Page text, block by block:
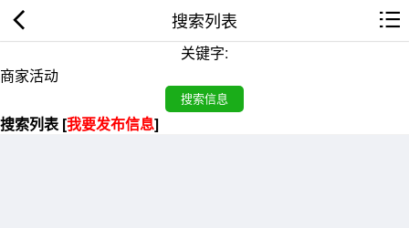
搜索列表
关键字:
搜索列表 [我要发布信息]